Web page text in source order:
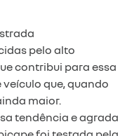
pelo alto
contribui para essa
que, quando
maior.
tendência e agrada